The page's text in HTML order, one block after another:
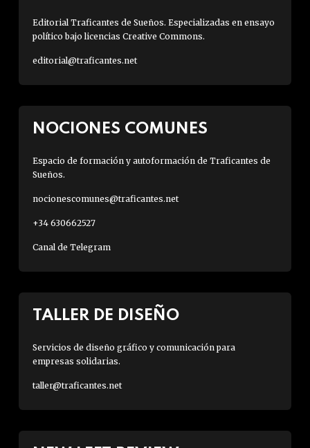
Editorial Traficantes de Sueños. Especializadas en ensayo
político bajo licencias Creative Commons.
editorial@traficantes.net
NOCIONES COMUNES
Espacio de formación y autoformación de Traficantes de
Sueños.
nocionescomunes@traficantes.net
+34 630662527
Canal de Telegram
TALLER DE DISEÑO
Servicios de diseño gráfico y comunicación para
empresas solidarias.
taller@traficantes.net